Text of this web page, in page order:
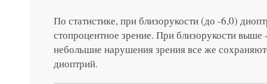
По статистике, при близорукости (до -6,0)
стопроцентное зрение. При близорукости
небольшие нарушения зрения все же
диоптрий.
Консультация и прием у
+7 991 098-